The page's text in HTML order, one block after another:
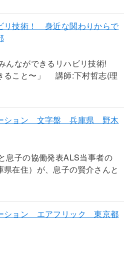
リ技術！ 身近な関わりからで
んなができるリハビリ技術!
ること〜」 講師:下村哲志(理
ション 文字盤 兵庫県 野木
息子の協働発表ALS当事者の
在住）が、息子の賢介さんと
ション エアフリック 東京都